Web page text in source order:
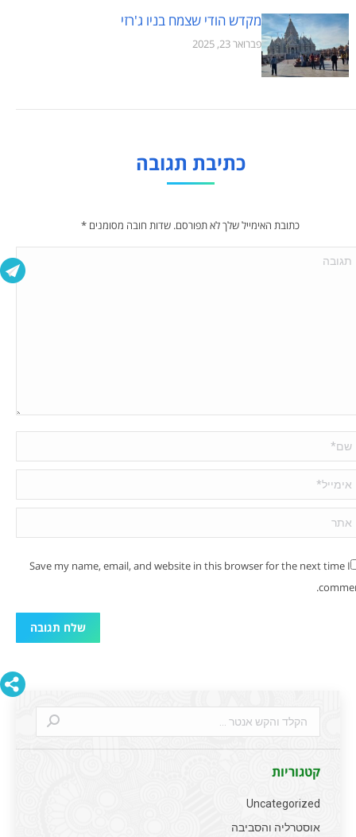
מקדש הודי שצמח בניו ג'רזי
פברואר 23, 2025
כתיבת תגובה
כתובת האימייל שלך לא תפורסם. שדות חובה מסומנים *
*
*
Save my name, email, and website in this browser for the next time I
שלח תגובה
Search:
קטגוריות
Uncategorized
אוסטרליה והסביבה